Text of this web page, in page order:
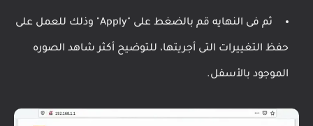
ثم فى النهايه قم بالضغط على "Apply" وذلك للعمل على
حفظ التغييرات التى أجريتها، للتوضيح أكثر شاهد الصوره
الموجود بالأسفل.